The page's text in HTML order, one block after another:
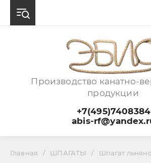
Производство канатно-
продукции
+7(495)7408384
abis-
Главная / ШПАГАТЫ / Шпагат